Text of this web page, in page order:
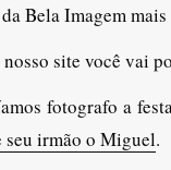
Bela Imagem
site você vai
fotografo a
seu irmão o Miguel.